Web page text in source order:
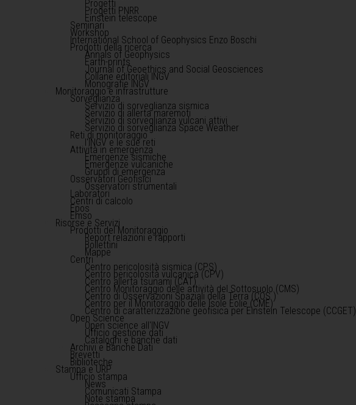
Progetti
Progetti PNRR
Einstein telescope
Seminari
Workshop
International School of Geophysics Enzo Boschi
Prodotti della ricerca
Annals of Geophysics
Earth-prints
Journal of Geoethics and Social Geosciences
Collane editoriali INGV
Monografie INGV
Monitoraggio e infrastrutture
Sorveglianza
Servizio di sorveglianza sismica
Servizio di allerta maremoti
Servizio di sorveglianza vulcani attivi
Servizio di sorveglianza Space Weather
Reti di monitoraggio
l'INGV e le sue reti
Attività in emergenza
Emergenze sismiche
Emergenze vulcaniche
Gruppi di emergenza
Osservatori Geofisici
Osservatori strumentali
Laboratori
Centri di calcolo
Epos
Emso
Risorse e Servizi
Prodotti del Monitoraggio
Report relazioni e rapporti
Bollettini
Mappe
Centri
Centro pericolosità sismica (CPS)
Centro pericolosità vulcanica (CPV)
Centro allerta tsunami (CAT)
Centro Monitoraggio delle attività del Sottosuolo (CMS)
Centro di Osservazioni Spaziali della Terra (COS )
Centro per il Monitoraggio delle Isole Eolie (CME)
Centro di caratterizzazione geofisica per Einstein Telescope (CCGET)
Open Science
Open science all'INGV
Ufficio gestione dati
Cataloghi e banche dati
Archivi e Banche Dati
Brevetti
Biblioteche
Stampa e URP
Ufficio stampa
News
Comunicati Stampa
Note stampa